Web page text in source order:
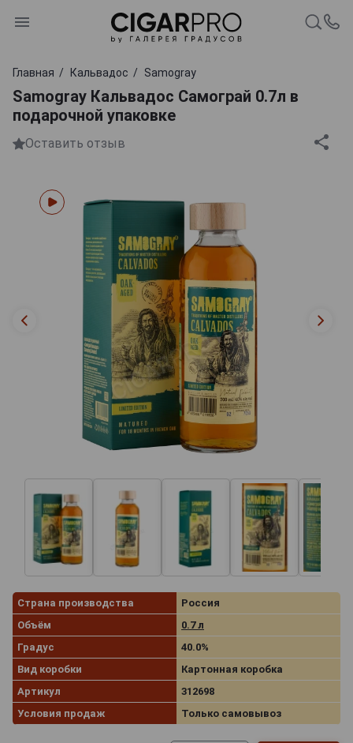
Главная Кальвадос Samogray
Samogray Кальвадос Самограй 0.7л в
подарочной упаковке
Оставить отзыв
Страна производства
Россия
Объём
0.7 л
Градус
40.0%
Вид коробки
Картонная коробка
Артикул
312698
Условия продаж
Только самовывоз